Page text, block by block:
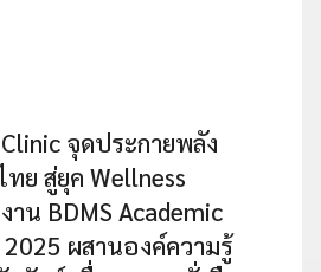
จุดประกายพลัง
ย สู่ยุค Wellness
น BDMS Academic
ผสานองค์ความรู้